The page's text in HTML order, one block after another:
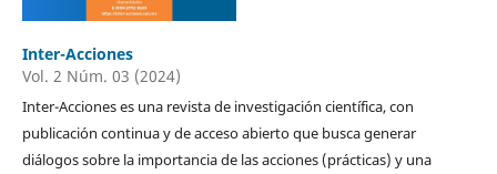
Inter-Acciones
Vol. 2 Núm. 03 (2024)
Inter-Acciones es una revista de investigación científica, con
publicación continua y de acceso abierto que busca generar
diálogos sobre la importancia de las acciones (prácticas) y una